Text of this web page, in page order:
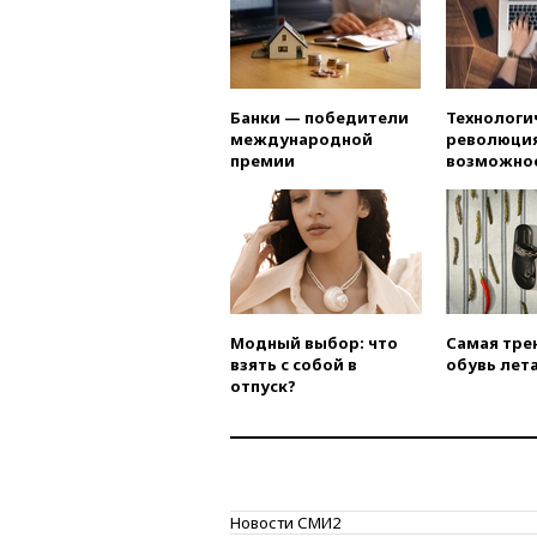
Банки — победители
международной
премии
Модный выбор: что
взять с собой в
отпуск?
Самая
обувь
Новости СМИ2